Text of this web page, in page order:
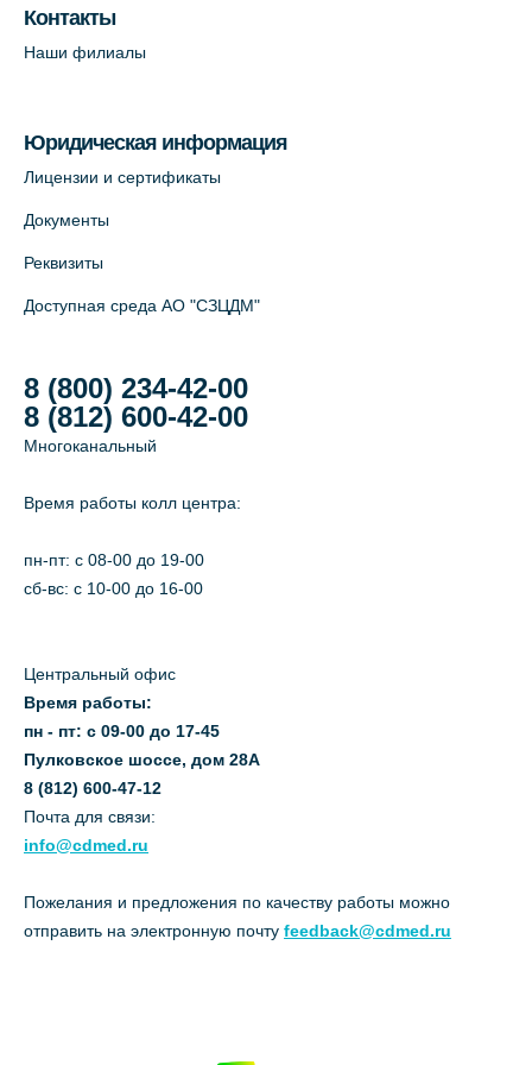
+7 (812) 565-11-12
Лабораторный терминал на Большом
+7 (812) 565-11-12
На карте
Контакты
Наши филиалы
Юридическая информация
Лицензии и сертификаты
Документы
Реквизиты
Доступная среда АО "СЗЦДМ"
8 (800) 234-42-00
8 (812) 600-42-00
Многоканальный
Время работы колл центра:
пн-пт: c 08-00 до 19-00
сб-вс: с 10-00 до 16-00
Центральный офис
Время работы:
пн - пт: с 09-00 до 17-45
Пулковское шоссе, дом 28А
8 (812) 600-47-12
Почта для связи:
info@cdmed.ru
Пожелания и предложения по качеству работы можно
отправить на электронную почту feedback@cdmed.ru